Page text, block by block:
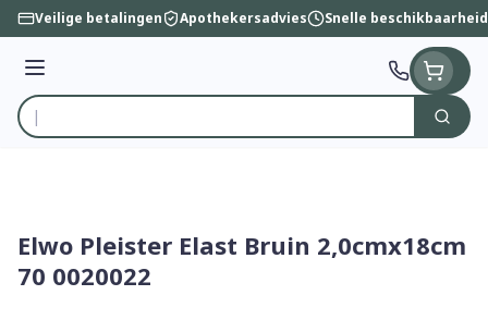
Ga naar de inhoud
Veilige betalingen Apothekersadvies Snelle beschikbaarheid
Menu
Product, merk, categorie...
Zoek
Elwo Pleister Elast Bruin 2,0cmx18cm
70 0020022